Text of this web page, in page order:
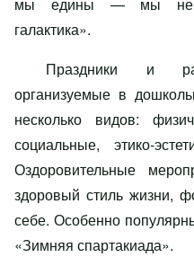
мы едины — мы
галактика».
Праздники и
организуемые в
несколько видов:
социальные, этико-
Оздоровительные
здоровый стиль жизни,
себе. Особенно
«Зимняя спартакиада».